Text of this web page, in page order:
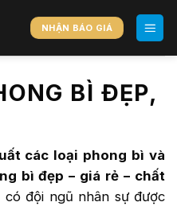
NHẬN BÁO GIÁ
BÌ ĐẸP,
các loại phong bì và
bì đẹp – giá rẻ – chất
có đội ngũ nhân sự được